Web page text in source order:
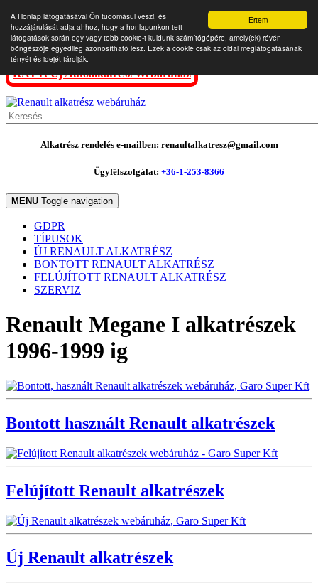
Értem
A Honlap látogatásával Ön tudomásul veszi, és
hozzájárulását adja ahhoz, hogy a honlapunkon tett
látogatások során egy vagy több cookie-t küldünk számítógépére, amely(ek) révén
böngészője egyedileg azonosítható lesz. Ezek a cookie csak az oldal meglátogatásának
tényét és idejét tárolják.
KATT: Új Autóalkatrész Webáruház
Alkatrész rendelés e-mailben: renaultalkatresz@gmail.com
Ügyfélszolgálat: +36-1-253-8366
MENU Toggle navigation
GDPR
TÍPUSOK
ÚJ RENAULT ALKATRÉSZ
BONTOTT RENAULT ALKATRÉSZ
FELÚJÍTOTT RENAULT ALKATRÉSZ
SZERVIZ
Renault Megane I alkatrészek
1996-1999 ig
Bontott használt Renault alkatrészek
Felújított Renault alkatrészek
Új Renault alkatrészek